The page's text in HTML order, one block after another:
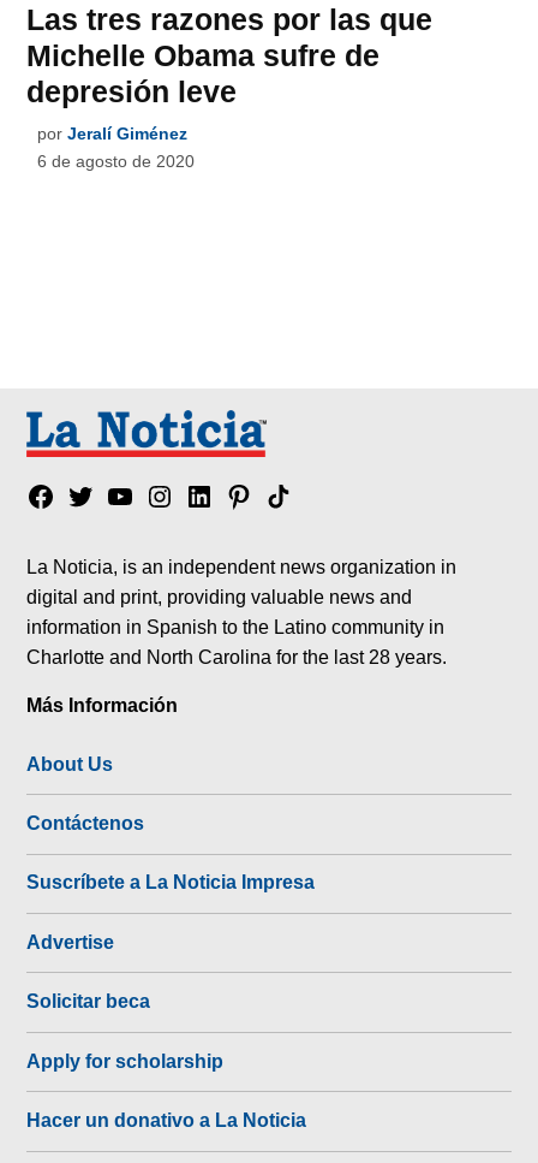
Las tres razones por las que
Michelle Obama sufre de
depresión leve
por Jeralí Giménez
6 de agosto de 2020
Facebook
TwitterYouTubeInstagram
LinkedinPinterest
Tik
La Noticia, is an independent news organization in
digital and print, providing valuable news and
information in Spanish to the Latino community in
Charlotte and North Carolina for the last 28 years.
Más Información
About Us
Contáctenos
Suscríbete a La Noticia Impresa
Advertise
Solicitar beca
Apply for scholarship
Hacer un donativo a La Noticia